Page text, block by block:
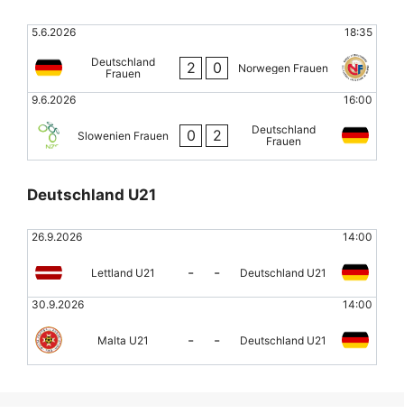
5.6.2026 18:35
Deutschland
Frauen
2 0 Norwegen Frauen
9.6.2026 16:00
Slowenien Frauen 0 2
Deutschland
Frauen
Deutschland U21
26.9.2026 14:00
Lettland U21 - - Deutschland U21
30.9.2026 14:00
Malta U21 - - Deutschland U21